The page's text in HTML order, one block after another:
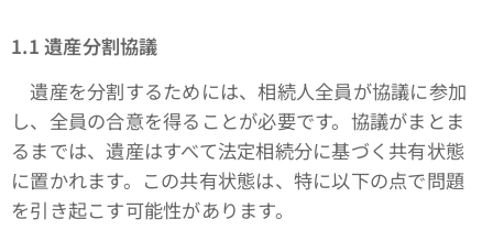
1.1 遺産分割協議
遺産を分割するためには、相続人全員が協議に参加
し、全員の合意を得ることが必要です。協議がまとま
るまでは、遺産はすべて法定相続分に基づく共有状態
に置かれます。この共有状態は、特に以下の点で問題
を引き起こす可能性があります。